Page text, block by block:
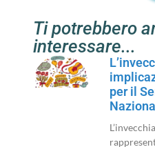
Ti potrebbero
interessare...
per il